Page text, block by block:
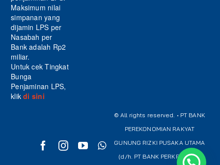
Maksimum nilai
simpanan yang
dijamin LPS per
Nasabah per
Bank adalah Rp2
miliar.
Untuk cek Tingkat
Bunga
Penjaminan LPS,
klik di sini
© All rights reserved. • PT BANK
PEREKONOMIAN RAKYAT
GUNUNG RIZKI PUSAKA UTAMA
(d/h. PT BANK PERKREDITAN